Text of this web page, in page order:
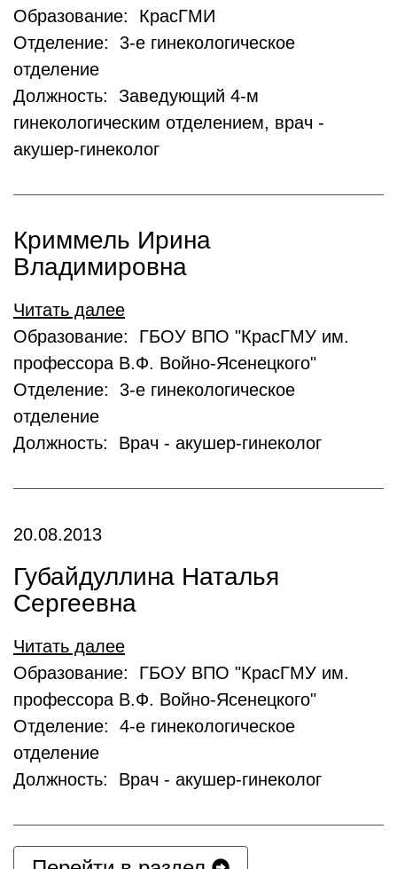
Образование: КрасГМИ
Отделение: 3-е гинекологическое
отделение
Должность: Заведующий 4-м
гинекологическим отделением, врач -
акушер-гинеколог
Криммель Ирина
Владимировна
Читать далее
Образование: ГБОУ ВПО "КрасГМУ им.
профессора В.Ф. Войно-Ясенецкого"
Отделение: 3-е гинекологическое
отделение
Должность: Врач - акушер-гинеколог
20.08.2013
Губайдуллина Наталья
Сергеевна
Читать далее
Образование: ГБОУ ВПО "КрасГМУ им.
профессора В.Ф. Войно-Ясенецкого"
Отделение: 4-е гинекологическое
отделение
Должность: Врач - акушер-гинеколог